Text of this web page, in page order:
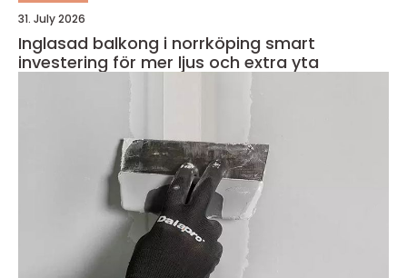
31. July 2026
Inglasad balkong i norrköping smart
investering för mer ljus och extra yta